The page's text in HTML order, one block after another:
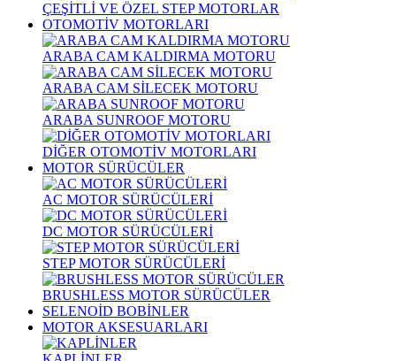
ÇEŞİTLİ VE ÖZEL STEP MOTORLAR
OTOMOTİV MOTORLARI
ARABA CAM KALDIRMA MOTORU
ARABA CAM SİLECEK MOTORU
ARABA SUNROOF MOTORU
DİĞER OTOMOTİV MOTORLARI
MOTOR SÜRÜCÜLER
AC MOTOR SÜRÜCÜLERİ
DC MOTOR SÜRÜCÜLERİ
STEP MOTOR SÜRÜCÜLERİ
BRUSHLESS MOTOR SÜRÜCÜLER
SELENOİD BOBİNLER
MOTOR AKSESUARLARI